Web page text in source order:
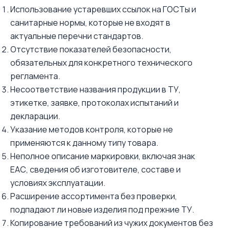
Использование устаревших ссылок на ГОСТы и
санитарные нормы, которые не входят в
актуальные перечни стандартов.
Отсутствие показателей безопасности,
обязательных для конкретного технического
регламента.
Несоответствие названия продукции в ТУ,
этикетке, заявке, протоколах испытаний и
декларации.
Указание методов контроля, которые не
применяются к данному типу товара.
Неполное описание маркировки, включая знак
ЕАС, сведения об изготовителе, составе и
условиях эксплуатации.
Расширение ассортимента без проверки,
подпадают ли новые изделия под прежние ТУ.
Копирование требований из чужих документов без